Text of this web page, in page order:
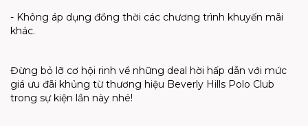
- Không áp dụng đồng thời các chương trình khuyến mãi
khác.
Đừng bỏ lỡ cơ hội rinh về những deal hời hấp dẫn với mức
giá ưu đãi khủng từ thương hiệu Beverly Hills Polo Club
trong sự kiện lần này nhé!